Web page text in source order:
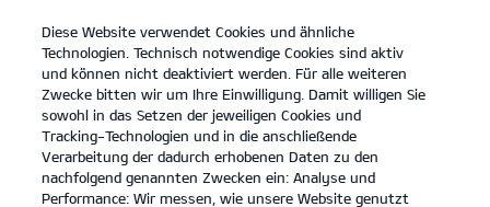
open
menu
KONTAKT
DATENSCHUTZ
Diese Website verwendet Cookies und ähnliche
Technologien. Technisch notwendige Cookies sind aktiv
und können nicht deaktiviert werden. Für alle weiteren
Zwecke bitten wir um Ihre Einwilligung. Damit willigen Sie
sowohl in das Setzen der jeweiligen Cookies und
Tracking-Technologien und in die anschließende
Verarbeitung der dadurch erhobenen Daten zu den
nachfolgend genannten Zwecken ein: Analyse und
Performance: Wir messen, wie unsere Website genutzt